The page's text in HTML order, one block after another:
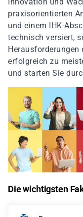
praxisorientierten
und einem IHK-
technisch versiert,
Herausforderungen
erfolgreich zu
und starten Sie
Die wichtigsten